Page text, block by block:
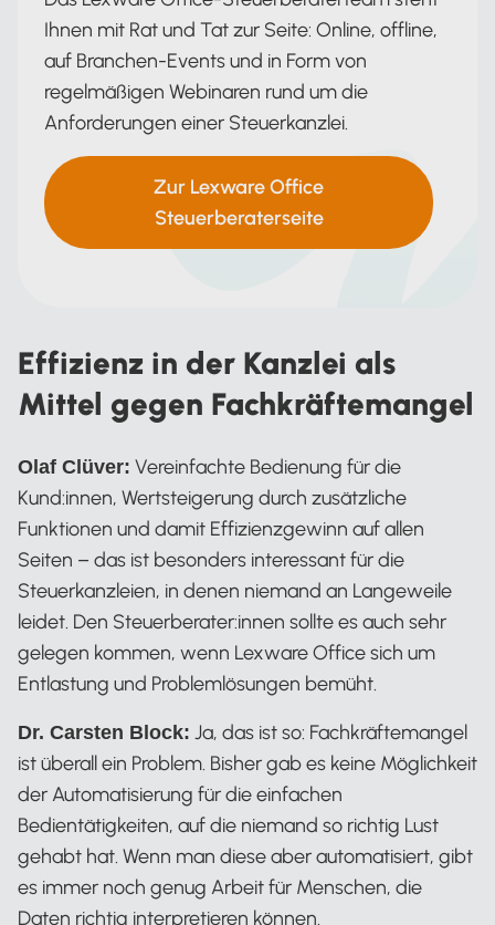
Ihnen mit Rat und Tat zur Seite: Online, offline,
auf Branchen-Events und in Form von
regelmäßigen Webinaren rund um die
Anforderungen einer Steuerkanzlei.
Zur Lexware Office
Steuerberaterseite
Effizienz in der Kanzlei als
Mittel gegen Fachkräftemangel
Olaf Clüver: Vereinfachte Bedienung für die
Kund:innen, Wertsteigerung durch zusätzliche
Funktionen und damit Effizienzgewinn auf allen
Seiten – das ist besonders interessant für die
Steuerkanzleien, in denen niemand an Langeweile
leidet. Den Steuerberater:innen sollte es auch sehr
gelegen kommen, wenn Lexware Office sich um
Entlastung und Problemlösungen bemüht.
Dr. Carsten Block: Ja, das ist so: Fachkräftemangel
ist überall ein Problem. Bisher gab es keine Möglichkeit
der Automatisierung für die einfachen
Bedientätigkeiten, auf die niemand so richtig Lust
gehabt hat. Wenn man diese aber automatisiert, gibt
es immer noch genug Arbeit für Menschen, die
Daten richtig interpretieren können.